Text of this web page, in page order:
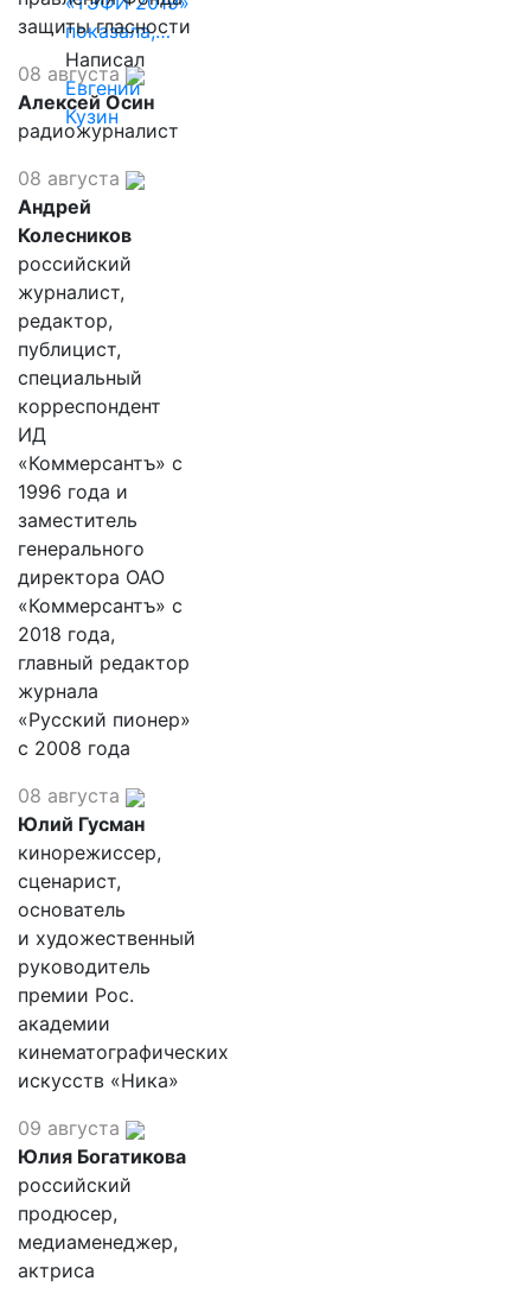
показала,…
Написал
Евгений
Кузин
защиты гласности
08 августа
Алексей Осин
радиожурналист
08 августа
Андрей
Колесников
российский
журналист,
редактор,
публицист,
специальный
корреспондент
ИД
«Коммерсантъ» с
1996 года и
заместитель
генерального
директора ОАО
«Коммерсантъ» с
2018 года,
главный редактор
журнала
«Русский пионер»
с 2008 года
08 августа
Юлий Гусман
кинорежиссер,
сценарист,
основатель
и художественный
руководитель
премии Рос.
академии
кинематографических
искусств «Ника»
09 августа
Юлия Богатикова
российский
продюсер,
медиаменеджер,
актриса